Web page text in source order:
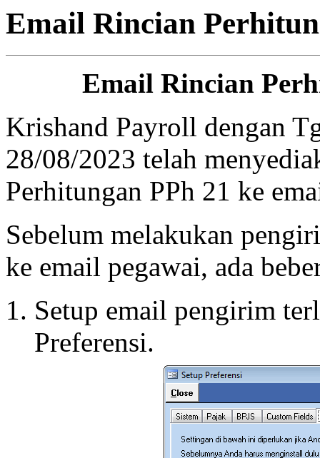
Email Rincian
Email Rincian
Krishand Payroll dengan
28/08/2023 telah
Perhitungan PPh 21 ke
Sebelum melakukan
ke email pegawai, ada
Setup email pengirim
Preferensi.